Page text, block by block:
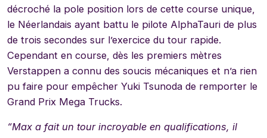
décroché la pole position lors de cette course unique,
le Néerlandais ayant battu le pilote AlphaTauri de plus
de trois secondes sur l’exercice du tour rapide.
Cependant en course, dès les premiers mètres
Verstappen a connu des soucis mécaniques et n’a rien
pu faire pour empêcher Yuki Tsunoda de remporter le
Grand Prix Mega Trucks.
“Max a fait un tour incroyable en qualifications, il